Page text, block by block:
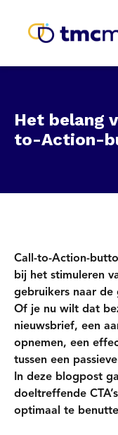
Het belang
to-Action-
Call-to-Action-
bij het stimuleren
gebruikers naar de
Of je nu wilt dat
nieuwsbrief, een
opnemen, een
tussen een
In deze blogpost
doeltreffende
optimaal te